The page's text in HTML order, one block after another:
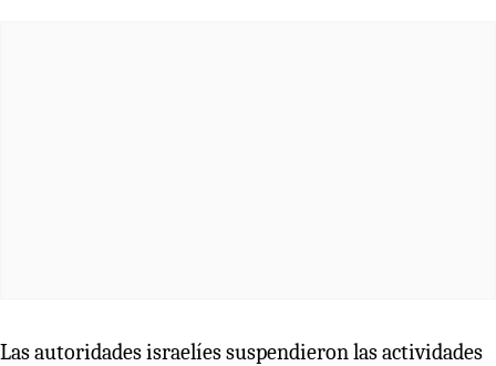
Las autoridades israelíes suspendieron las actividades